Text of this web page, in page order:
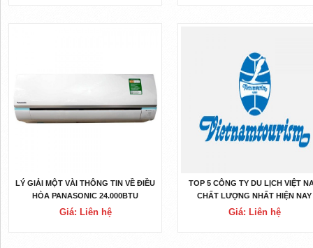
LÝ GIẢI MỘT VÀI THÔNG TIN VỀ ĐIỀU
HÒA PANASONIC 24.000BTU
Giá: Liên hệ
TOP 5 CÔNG TY DU LỊCH VIỆT
CHẤT LƯỢNG NHẤT HIỆN NAY
Giá: Liên hệ